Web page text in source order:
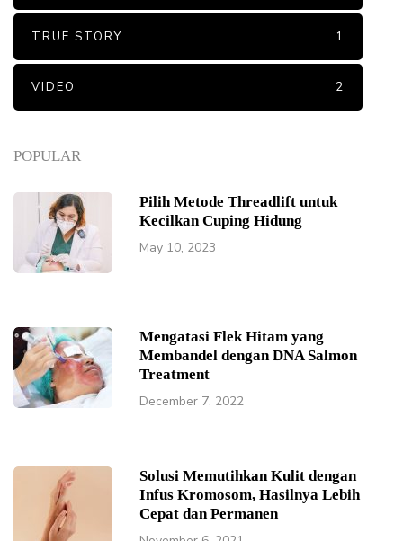
POPULAR
Pilih Metode Threadlift untuk
Kecilkan Cuping Hidung
May 10, 2023
Mengatasi Flek Hitam yang
Membandel dengan DNA Salmon
Treatment
December 7, 2022
Solusi Memutihkan Kulit dengan
Infus Kromosom, Hasilnya Lebih
Cepat dan Permanen
TRUE STORY 1
VIDEO 2